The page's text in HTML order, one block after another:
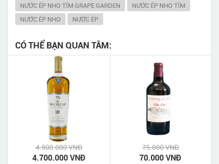
NƯỚC ÉP NHO TÍM GRAPE GARDEN
NƯỚC ÉP NHO TÍM
NƯỚC ÉP NHO
NƯỚC ÉP
CÓ THỂ BẠN QUAN TÂM:
4.900.000 VNĐ
4.700.000 VNĐ
75.000 VNĐ
70.000 VNĐ